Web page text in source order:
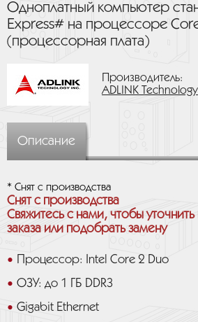
Одноплатный компьютер
Express# на процессоре
(процессорная плата)
Производитель:
ADLINK
Описание
* Снят с производства
Снят с производства
Свяжитесь с нами, чтобы
заказа или подобрать замену
Процессор: Intel Core 2 Duo
ОЗУ: до 1 ГБ DDR3
Gigabit Ethernet